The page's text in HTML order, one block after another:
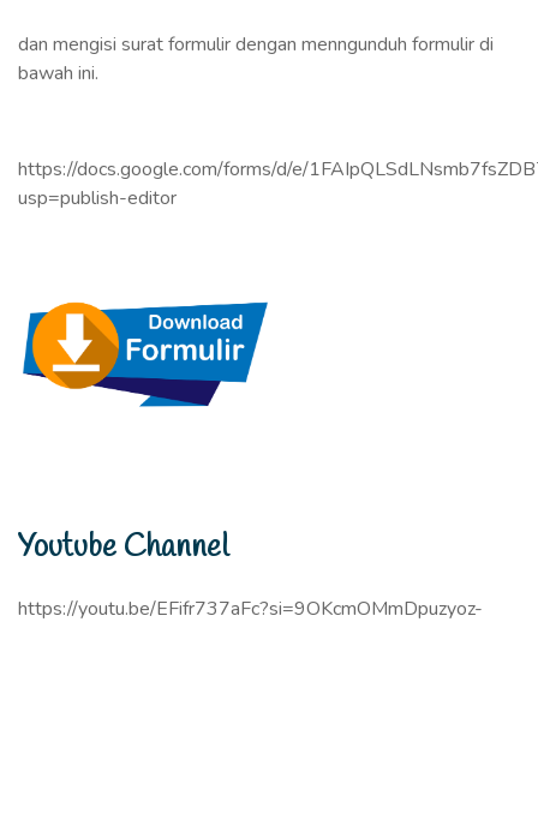
dan mengisi surat formulir dengan menngunduh formulir di
bawah ini.
https://docs.google.com/forms/d/e/
usp=publish-editor
Youtube Channel
https://youtu.be/EFifr737aFc?si=9OKcmOMmDpuzyoz-